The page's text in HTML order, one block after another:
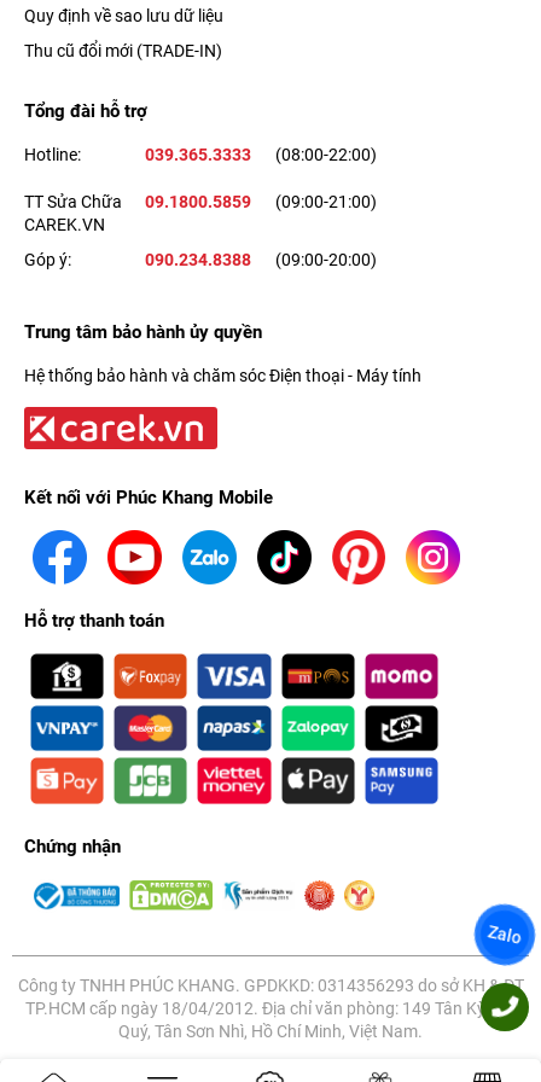
Ngoài ra, với công nghệ sạc nhanh 20W, bạn sẽ có ngay 50%
năng sạc không dây Qi và MagSafe, cho trải nghiệm hữu ích.
tại Hồ Chí Minh
(theo giờ Việt Nam), và theo dự kiện thì đến đầu tháng 12 dòng
iPhone năm nay mới chính thức lên kệ tại thị trường Việt
Nam. Tuy nhiên, khách hàng vẫn có thể sở hữu ngay iPhone 12
xách tay ngay bây giờ tại hệ thống Phúc Khang Mobile.
Quy định về sao lưu dữ liệu
Thu cũ đổi mới (TRADE-IN)
Tổng đài hỗ trợ
Hotline: 039.365.3333 (08:00-22:00)
TT Sửa Chữa
CAREK.VN
09.1800.5859 (09:00-21:00)
Góp ý: 090.234.8388 (09:00-20:00)
Trung tâm bảo hành ủy quyền
Hệ thống bảo hành và chăm sóc Điện thoại - Máy tính
Kết nối với Phúc Khang Mobile
Hỗ trợ thanh toán
Chứng nhận
Công ty TNHH PHÚC KHANG. GPDKKD: 0314356293 do sở KH & ĐT
TP.HCM cấp ngày 18/04/2012. Địa chỉ văn phòng: 149 Tân Kỳ Tân
Quý, Tân Sơn Nhì, Hồ Chí Minh, Việt Nam.
Zalo